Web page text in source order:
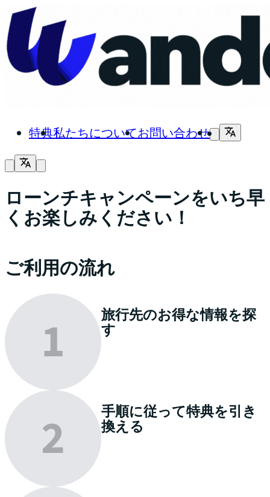
特典私たちについてお問い合わせ
ローンチキャンペーンをいち早
くお楽しみください！
ご利用の流れ
旅行先のお得な情報を探
す
手順に従って特典を引き
換える